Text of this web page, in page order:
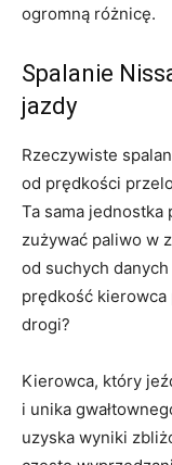
ogromną różnicę.
Spalanie
jazdy
Rzeczywiste
od prędkości
Ta sama jednostka
zużywać paliwo w
od suchych
prędkość
drogi?
Kierowca, który
i unika
uzyska wyniki